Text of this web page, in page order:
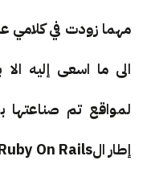
مهما زودت في كلامي
الى ما اسعى إليه
إطار الRuby On Rails ، و إليك القائمة صديقي :